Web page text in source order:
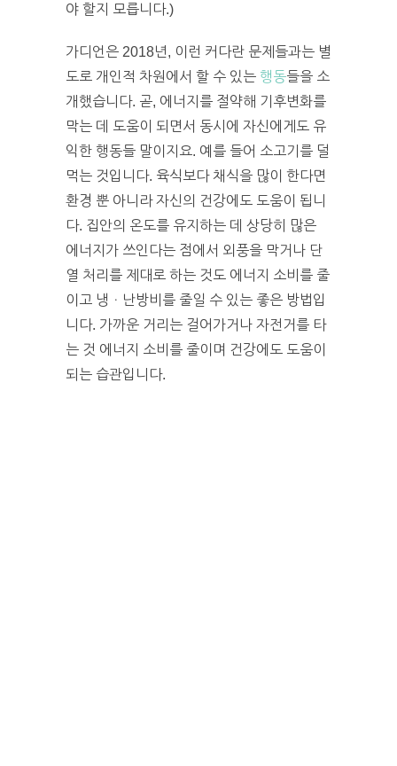
야 할지 모릅니다.)
가디언은 2018년, 이런 커다란 문제들과는 별
도로 개인적 차원에서 할 수 있는 행동들을 소
개했습니다. 곧, 에너지를 절약해 기후변화를
막는 데 도움이 되면서 동시에 자신에게도 유
익한 행동들 말이지요. 예를 들어 소고기를 덜
먹는 것입니다. 육식보다 채식을 많이 한다면
환경 뿐 아니라 자신의 건강에도 도움이 됩니
다. 집안의 온도를 유지하는 데 상당히 많은
에너지가 쓰인다는 점에서 외풍을 막거나 단
열 처리를 제대로 하는 것도 에너지 소비를 줄
이고 냉ㆍ난방비를 줄일 수 있는 좋은 방법입
니다. 가까운 거리는 걸어가거나 자전거를 타
는 것 에너지 소비를 줄이며 건강에도 도움이
되는 습관입니다.